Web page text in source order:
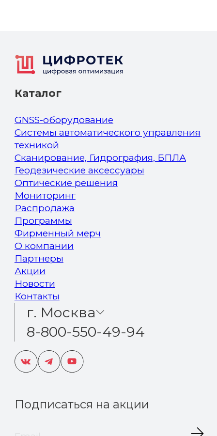
Каталог
GNSS-оборудование
Системы автоматического управления
техникой
Сканирование, Гидрография, БПЛА
Геодезические аксессуары
Оптические решения
Мониторинг
Распродажа
Программы
Фирменный мерч
О компании
Партнеры
Акции
Новости
Контакты
г. Москва
8-800-550-49-94
Подписаться на акции